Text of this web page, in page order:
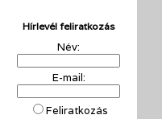
Hírlevél feliratkozás
Név:
E-mail:
Feliratkozás